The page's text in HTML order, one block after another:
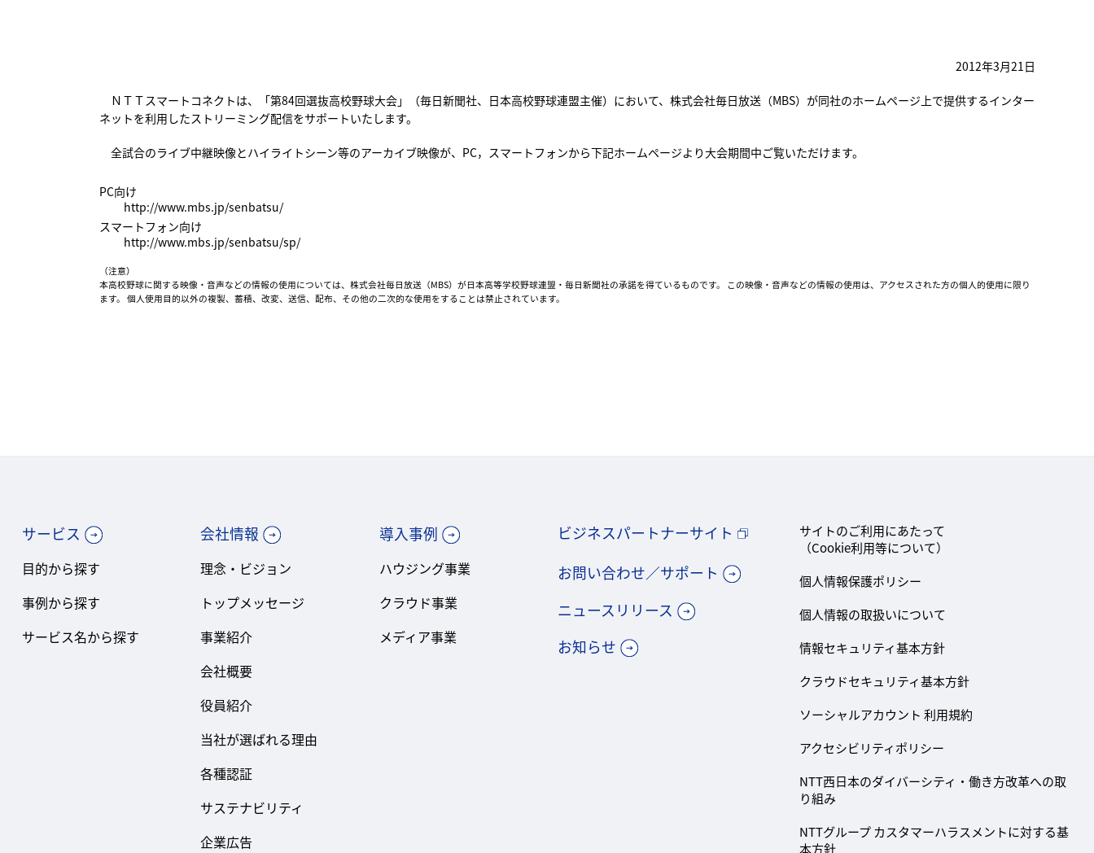
2012年3月21日
ＮＴＴスマートコネクトは、「第84回選抜高校野球大会」（毎日新聞社、日本高校野球連盟主催）において、株式会社毎日放送（MBS）が同社のホームページ上で提供するインター
ネットを利用したストリーミング配信をサポートいたします。
全試合のライブ中継映像とハイライトシーン等のアーカイブ映像が、PC，スマートフォンから下記ホームページより大会期間中ご覧いただけます。
PC向け
http://www.mbs.jp/senbatsu/
スマートフォン向け
http://www.mbs.jp/senbatsu/sp/
（注意）
本高校野球に関する映像・音声などの情報の使用については、株式会社毎日放送（MBS）が日本高等学校野球連盟・毎日新聞社の承諾を得ているものです。 この映像・音声などの情報の使用は、アクセスされた方の個人的使用に限り
ます。 個人使用目的以外の複製、蓄積、改変、送信、配布、その他の二次的な使用をすることは禁止されています。
サービス
目的から探す
事例から探す
サービス名から探す
会社情報
理念・ビジョン
トップメッセージ
事業紹介
会社概要
役員紹介
当社が選ばれる理由
各種認証
サステナビリティ
企業広告
導入事例
ハウジング事業
クラウド事業
メディア事業
ビジネスパートナーサイト
お問い合わせ／サポート
ニュースリリース
お知らせ
サイトのご利用にあたって
（Cookie利用等について）
個人情報保護ポリシー
個人情報の取扱いについて
情報セキュリティ基本方針
クラウドセキュリティ基本方針
ソーシャルアカウント 利用規約
アクセシビリティポリシー
NTT西日本のダイバーシティ・働き方改革への取
り組み
NTTグループ カスタマーハラスメントに対する基
本方針